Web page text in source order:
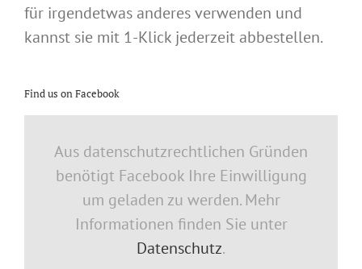
für irgendetwas anderes verwenden und
kannst sie mit 1-Klick jederzeit abbestellen.
Find us on Facebook
Aus datenschutzrechtlichen Gründen
benötigt Facebook Ihre Einwilligung
um geladen zu werden. Mehr
Informationen finden Sie unter
Datenschutz.